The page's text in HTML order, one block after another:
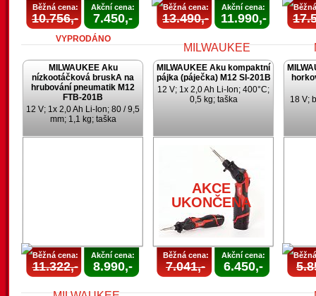
Běžná cena:
10.756,-
Akční cena:
7.450,-
VYPRODÁNO
AKCE
UKONČENA
Běžná cena:
13.490,-
Akční cena:
11.990,-
MILWAUKEE Aku
nízkootáčková bruskA na
hrubování pneumatik M12
FTB-201B
12 V; 1x 2,0 Ah Li-Ion; 80 / 9,5
mm; 1,1 kg; taška
Běžná cena:
11.322,-
Akční cena:
8.990,-
MILWAUKEE Aku kompaktní
pájka (páječka) M12 SI-201B
12 V; 1x 2,0 Ah Li-Ion; 400°C;
0,5 kg; taška
AKCE
UKONČENA
Běžná cena:
7.041,-
Akční cena:
6.450,-
18 V;